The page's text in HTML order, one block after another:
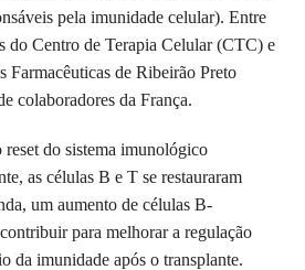
pela imunidade celular). Entre
do Centro de Terapia Celular (CTC) e
Farmacêuticas de Ribeirão Preto
colaboradores da França.
reset do sistema imunológico
as células B e T se restauraram
um aumento de células B-
para melhorar a regulação
da imunidade após o transplante.